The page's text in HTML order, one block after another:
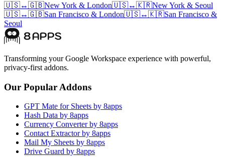
🇺🇸↔🇬🇧New York & London🇺🇸↔🇰🇷New York & Seoul
🇺🇸↔🇬🇧San Francisco & London🇺🇸↔🇰🇷San Francisco &
Seoul
Transforming your Google Workspace experience with powerful,
privacy-first addons.
Our Popular Addons
GPT Mate for Sheets by 8apps
Hash Data by 8apps
Currency Converter by 8apps
Contact Extractor by 8apps
Mail My Sheets by 8apps
Drive Guard by 8apps